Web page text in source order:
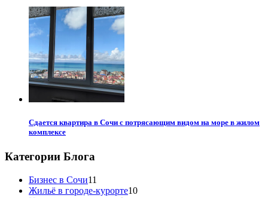
Сдается квартира в Сочи с потрясающим видом на море в жилом
комплексе
Категории Блога
Бизнес в Сочи11
Жильё в городе-курорте10